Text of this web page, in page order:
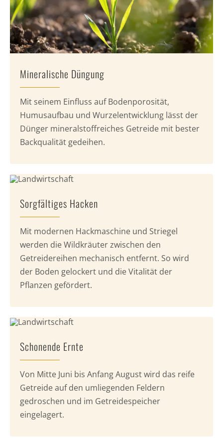
Mineralische Düngung
Mit seinem Einfluss auf Bodenporosität,
Humusaufbau und Wurzelentwicklung lässt der
Dünger mineralstoffreiches Getreide mit bester
Backqualität gedeihen.
Sorgfältiges Hacken
Mit modernen Hackmaschine und Striegel
werden die Wildkräuter zwischen den
Getreidereihen mechanisch entfernt. So wird
der Boden gelockert und die Vitalität der
Pflanzen gefördert.
Schonende Ernte
Von Mitte Juni bis Anfang August wird das reife
Getreide auf den umliegenden Feldern
gedroschen und im Getreidespeicher
eingelagert.